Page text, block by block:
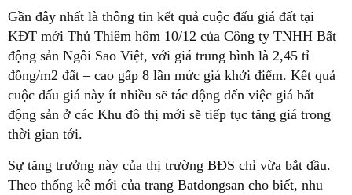
Gần đây nhất là thông tin kết quả cuộc đấu giá đất tại
KĐT mới Thủ Thiêm hôm 10/12 của Công ty TNHH Bất
động sản Ngôi Sao Việt, với giá trung bình là 2,45 tỉ
đồng/m2 đất – cao gấp 8 lần mức giá khởi điểm. Kết quả
cuộc đấu giá này ít nhiều sẽ tác động đến việc giá bất
động sản ở các Khu đô thị mới sẽ tiếp tục tăng giá trong
thời gian tới.
Sự tăng trưởng này của thị trường BĐS chỉ vừa bắt đầu.
Theo thống kê mới của trang Batdongsan cho biết, nhu